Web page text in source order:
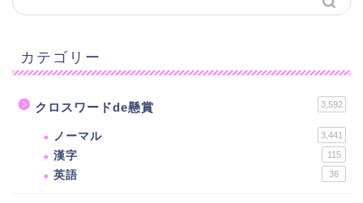
カテゴリー
クロスワードde懸賞 3,592
ノーマル 3,441
漢字 115
英語 36